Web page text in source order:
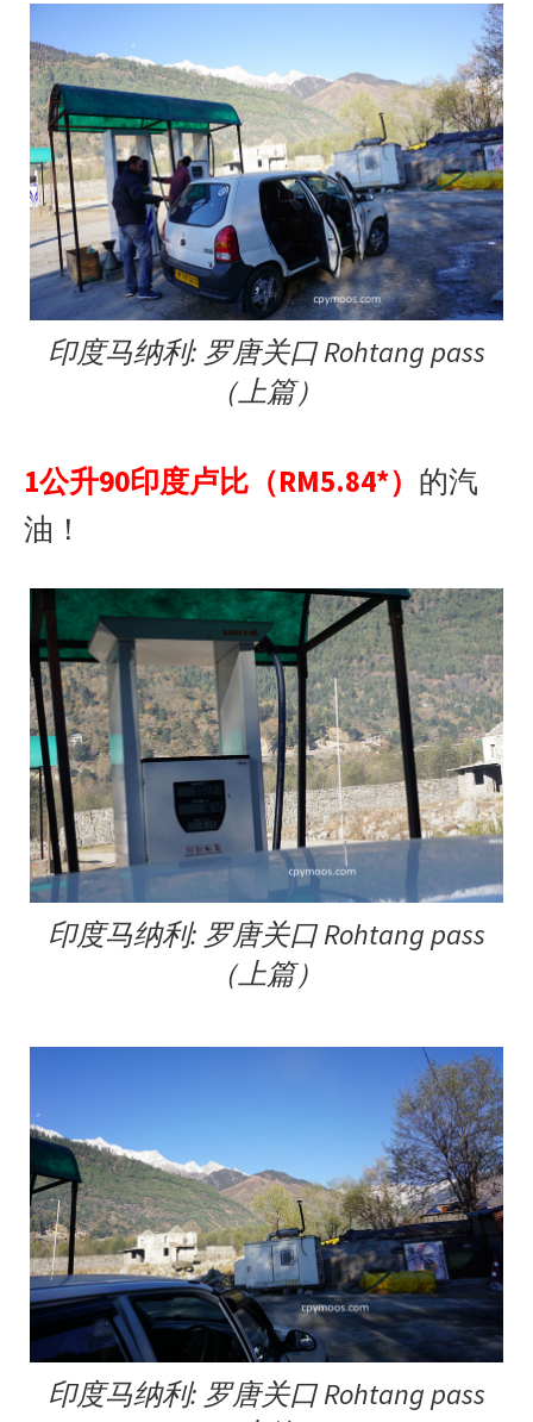
印度马纳利: 罗唐关口 Rohtang pass
（上篇）
1公升90印度卢比（RM5.84*） 的汽
油！
印度马纳利: 罗唐关口 Rohtang pass
（上篇）
印度马纳利: 罗唐关口 Rohtang pass